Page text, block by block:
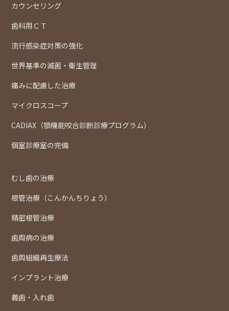
カウンセリング
歯科用ＣＴ
流行感染症対策の強化
世界基準の滅菌・衛生管理
痛みに配慮した治療
マイクロスコープ
CADIAX（顎機能咬合診断診療プログラム）
個室診療室の完備
むし歯の治療
根管治療（こんかんちりょう）
精密根管治療
歯周病の治療
歯周組織再生療法
インプラント治療
義歯・入れ歯